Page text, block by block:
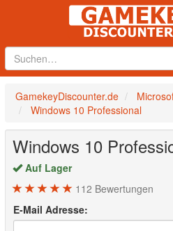
GamekeyDiscounter.de
Windows 10 Professional
Windows 10
Auf Lager
112 Bewertungen
E-Mail Adresse: